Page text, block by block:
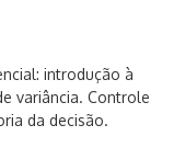
introdução à
variância. Controle
da decisão.